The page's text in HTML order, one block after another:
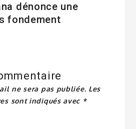
dénonce une
fondement
ne sera pas publiée. Les
sont indiqués avec *